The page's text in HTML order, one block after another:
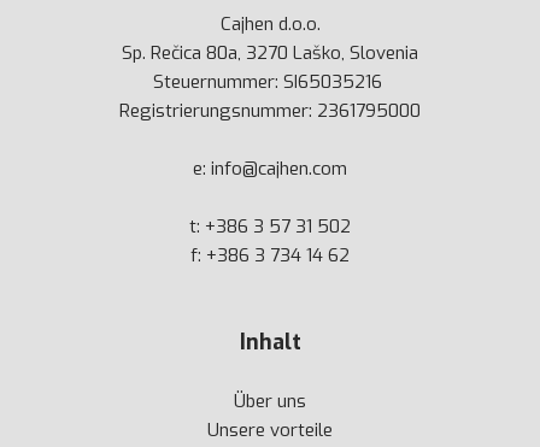
Cajhen d.o.o.
Sp. Rečica 80a, 3270 Laško, Slovenia
Steuernummer: SI65035216
Registrierungsnummer: 2361795000
e: info@cajhen.com
t: +386 3 57 31 502
f: +386 3 734 14 62
Inhalt
Über uns
Unsere vorteile